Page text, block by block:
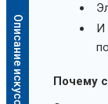
И
Почему